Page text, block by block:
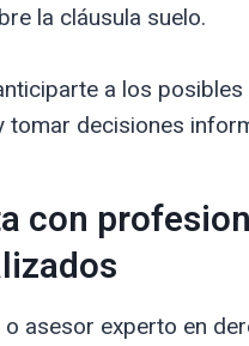
la cláusula suelo.
a los posibles
tomar decisiones
con
o asesor experto en